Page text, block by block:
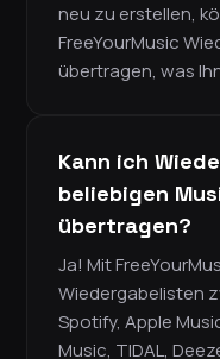
neu zu erstellen,
FreeYourMusic
übertragen, was
Kann ich
beliebigen
übertragen?
Ja! Mit
Wiedergabelisten
Spotify, Apple
Music, TIDAL,